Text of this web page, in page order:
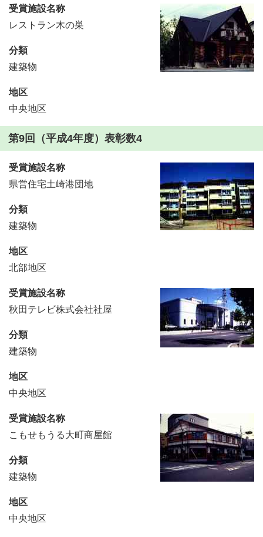
受賞施設名称
レストラン木の巣
分類
建築物
地区
中央地区
第9回（平成4年度）表彰数4
受賞施設名称
県営住宅土崎港団地
分類
建築物
地区
北部地区
受賞施設名称
秋田テレビ株式会社社屋
分類
建築物
地区
中央地区
受賞施設名称
こもせもうる大町商屋館
分類
建築物
地区
中央地区